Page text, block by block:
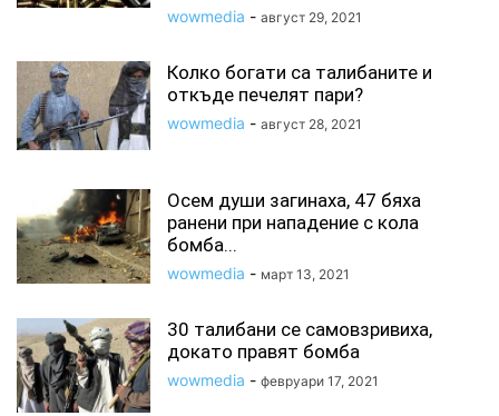
wowmedia - август 29, 2021
Колко богати са талибаните и
откъде печелят пари?
wowmedia - август 28, 2021
Осем души загинаха, 47 бяха
ранени при нападение с кола
бомба...
wowmedia - март 13, 2021
30 талибани се самовзривиха,
докато правят бомба
wowmedia - февруари 17, 2021